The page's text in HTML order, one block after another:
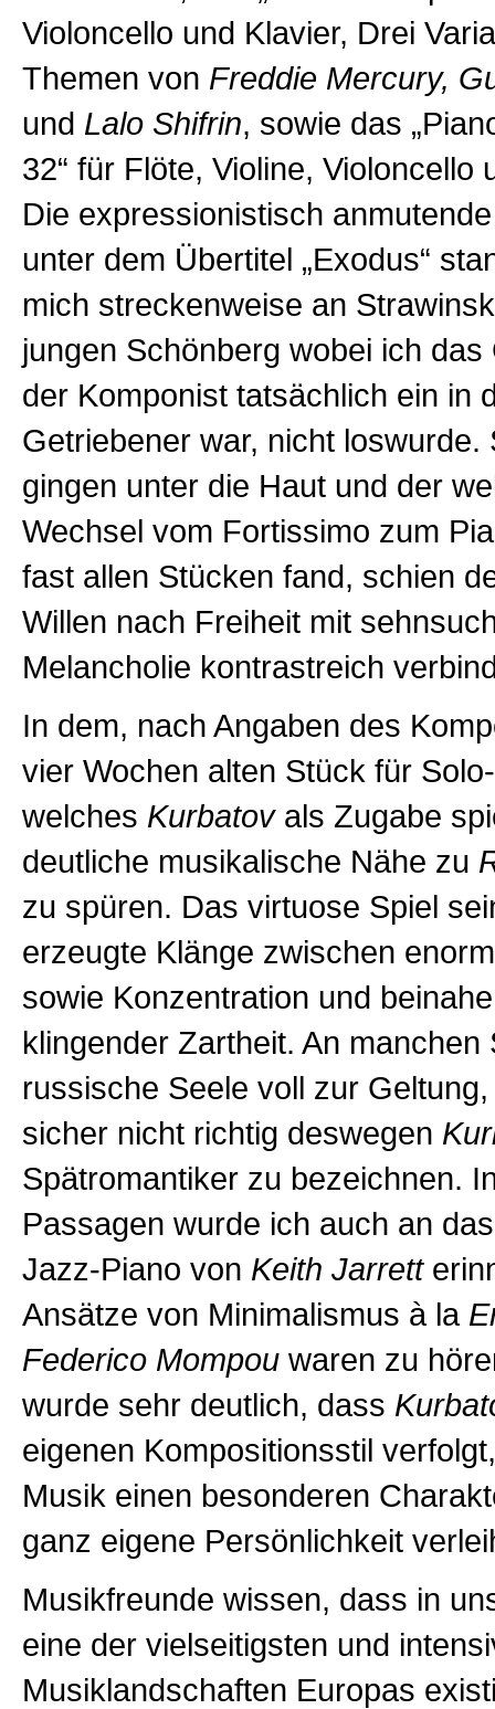
Violoncello und Klavier, Drei
Themen von Freddie Mercury,
und Lalo Shifrin, sowie das
32“ für Flöte, Violine, Violoncello
Die expressionistisch
unter dem Übertitel „Exodus“
mich streckenweise an
jungen Schönberg wobei ich das
der Komponist tatsächlich ein in
Getriebener war, nicht loswurde.
gingen unter die Haut und der
Wechsel vom Fortissimo zum
fast allen Stücken fand, schien
Willen nach Freiheit mit
Melancholie kontrastreich
In dem, nach Angaben des
vier Wochen alten Stück für
welches Kurbatovals Zugabe
deutliche musikalische Nähe zu
zu spüren. Das virtuose Spiel
erzeugte Klänge zwischen
sowie Konzentration und
klingender Zartheit. An manchen
russische Seele voll zur
sicher nicht richtig deswegen
Spätromantiker zu bezeichnen.
Passagen wurde ich auch an
Jazz-Piano von Keith Jarrett
Ansätze von Minimalismus à la
Federico Mompouwaren zu
wurde sehr deutlich, dass
eigenen Kompositionsstil
Musik einen besonderen
ganz eigene Persönlichkeit
Musikfreunde wissen, dass in
eine der vielseitigsten und
Musiklandschaften Europas